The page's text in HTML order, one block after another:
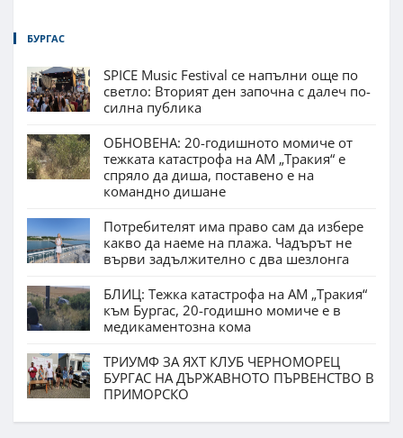
БУРГАС
SPICE Music Festival се напълни още по
светло: Вторият ден започна с далеч по-
силна публика
ОБНОВЕНА: 20-годишното момиче от
тежката катастрофа на АМ „Тракия“ е
спряло да диша, поставено е на
командно дишане
Потребителят има право сам да избере
какво да наеме на плажа. Чадърът не
върви задължително с два шезлонга
БЛИЦ: Тежка катастрофа на АМ „Тракия“
към Бургас, 20-годишно момиче е в
медикаментозна кома
ТРИУМФ ЗА ЯХТ КЛУБ ЧЕРНОМОРЕЦ
БУРГАС НА ДЪРЖАВНОТО ПЪРВЕНСТВО В
ПРИМОРСКО